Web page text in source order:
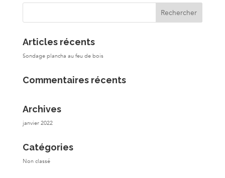
Articles récents
Sondage plancha au feu de bois
Commentaires récents
Archives
janvier 2022
Catégories
Non classé